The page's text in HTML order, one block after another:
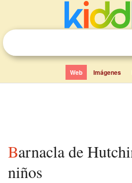
Web Imágenes
Barnacla de Hutchins para
niños